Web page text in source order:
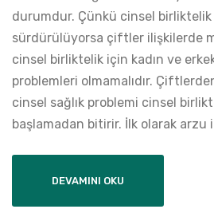
durumdur. Çünkü cinsel birliktelik
sürdürülüyorsa çiftler ilişkilerde
cinsel birliktelik için kadın ve
problemleri olmamalıdır.
cinsel sağlık problemi cinsel
başlamadan bitirir. İlk olarak arzu
DEVAMINI OKU